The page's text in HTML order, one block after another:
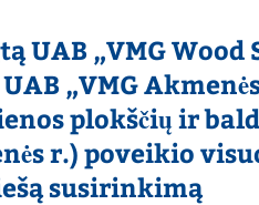
„VMG Wood
„VMG
plokščių ir
r.) poveikio
susirinkimą